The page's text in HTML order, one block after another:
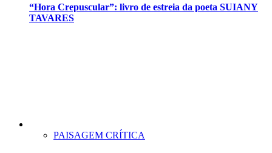
“Hora Crepuscular”: livro de estreia da poeta SUIANY
TAVARES
PAISAGEM CRÍTICA